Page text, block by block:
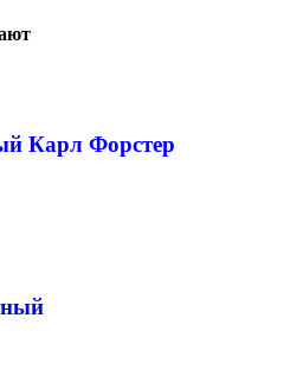
Карл Форстер